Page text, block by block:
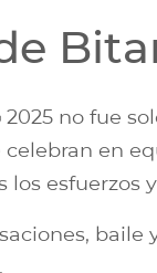
2025 no fue
en
los esfuerzos